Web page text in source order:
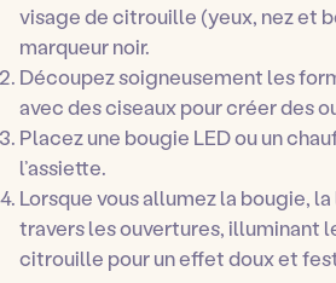
visage de citrouille (yeux, nez et
marqueur noir.
Découpez soigneusement les
avec des ciseaux pour créer des
Placez une bougie LED ou un
l’assiette.
Lorsque vous allumez la bougie,
travers les ouvertures, illuminant
citrouille pour un effet doux et